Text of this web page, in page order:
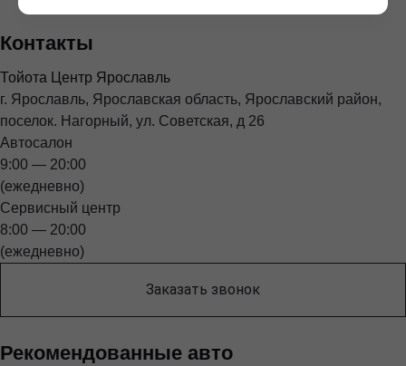
Контакты
Тойота Центр Ярославль
г. Ярославль, Ярославская область, Ярославский район,
поселок. Нагорный, ул. Советская, д 26
Автосалон
9:00 — 20:00
(ежедневно)
Сервисный центр
8:00 — 20:00
(ежедневно)
Заказать звонок
Рекомендованные авто